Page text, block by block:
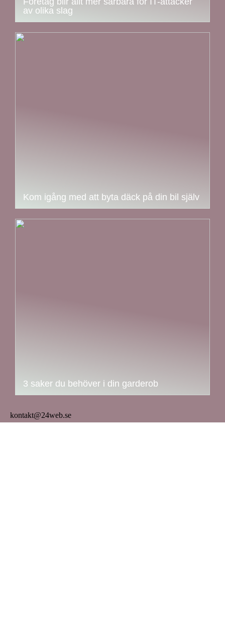
av olika slag
Kom igång med att byta däck på din bil själv
3 saker du behöver i din garderob
kontakt@24web.se